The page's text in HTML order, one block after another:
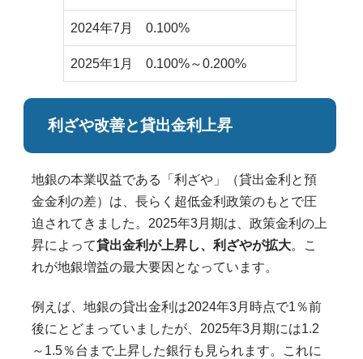
2024年7月 0.100%
2025年1月 0.100%～0.200%
利ざや改善と貸出金利上昇
地銀の本業収益である「利ざや」（貸出金利と預
金金利の差）は、長らく超低金利政策のもとで圧
迫されてきました。2025年3月期は、政策金利の上
昇によって貸出金利が上昇し、利ざやが拡大。こ
れが地銀増益の最大要因となっています。
例えば、地銀の貸出金利は2024年3月時点で1％前
後にとどまっていましたが、2025年3月期には1.2
～1.5％台まで上昇した銀行も見られます。これに